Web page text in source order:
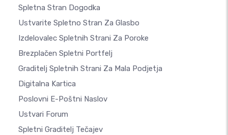
Spletna Stran Dogodka
Ustvarite Spletno Stran Za Glasbo
Izdelovalec Spletnih Strani Za Poroke
Brezplačen Spletni Portfelj
Graditelj Spletnih Strani Za Mala Podjetja
Digitalna Kartica
Poslovni E-Poštni Naslov
Ustvari Forum
Spletni Graditelj Tečajev